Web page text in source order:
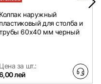
Колпак наружный
пластиковый для столба и
60x40 мм черный
Цена за шт.:
лей